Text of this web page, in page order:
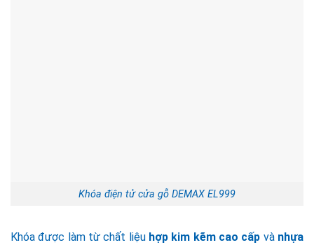
Khóa điện tử cửa gỗ DEMAX EL999
Khóa được làm từ chất liệu hợp kim kẽm cao cấp vànhựa